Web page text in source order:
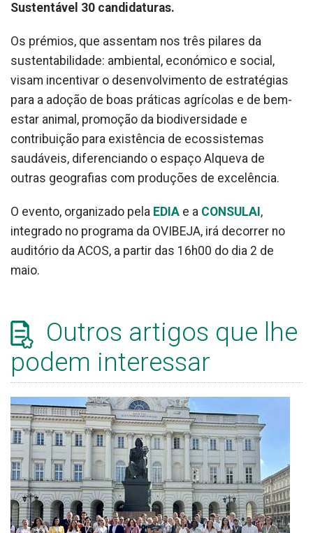
Sustentável 30 candidaturas.
Os prémios, que assentam nos três pilares da
sustentabilidade: ambiental, económico e social,
visam incentivar o desenvolvimento de estratégias
para a adoção de boas práticas agrícolas e de bem-
estar animal, promoção da biodiversidade e
contribuição para existência de ecossistemas
saudáveis, diferenciando o espaço Alqueva de
outras geografias com produções de excelência.
O evento, organizado pela EDIA e a CONSULAI ,
integrado no programa da OVIBEJA, irá decorrer no
auditório da ACOS, a partir das 16h00 do dia 2 de
maio.
Outros artigos que lhe
podem interessar